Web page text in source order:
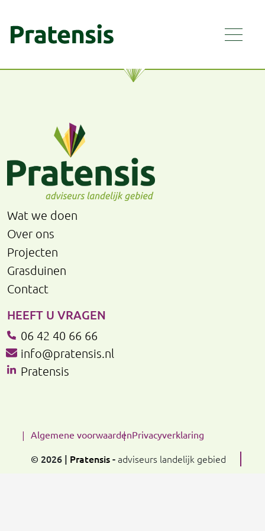
Wat we doen
Over ons
Projecten
Grasduinen
Contact
HEEFT U VRAGEN
06 42 40 66 66
info@pratensis.nl
Pratensis
© 2026 | Pratensis-adviseurs landelijk gebied
Algemene voorwaardenPrivacyverklaring